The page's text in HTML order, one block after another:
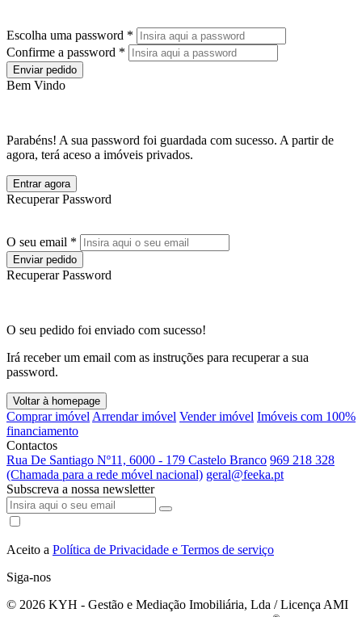
Escolha uma password *
Confirme a password *
Enviar pedido
Bem Vindo
Parabéns! A sua password foi guardada com sucesso. A partir de
agora, terá aceso a imóveis privados.
Entrar agora
Recuperar Password
O seu email *
Enviar pedido
Recuperar Password
O seu pedido foi enviado com sucesso!
Irá receber um email com as instruções para recuperar a sua
password.
Voltar à homepage
Comprar imóvel Arrendar imóvel Vender imóvel Imóveis com 100%
financiamento
Contactos
Rua De Santiago Nº11, 6000 - 179 Castelo Branco 969 218 328
(Chamada para a rede móvel nacional) geral@feeka.pt
Subscreva a nossa newsletter
Aceito a Política de Privacidade e Termos de serviço
Siga-nos
© 2026 KYH - Gestão e Mediação Imobiliária, Lda / Licença AMI